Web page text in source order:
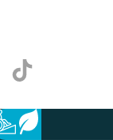
TikTok
Pieejamība
Ilgtspēja